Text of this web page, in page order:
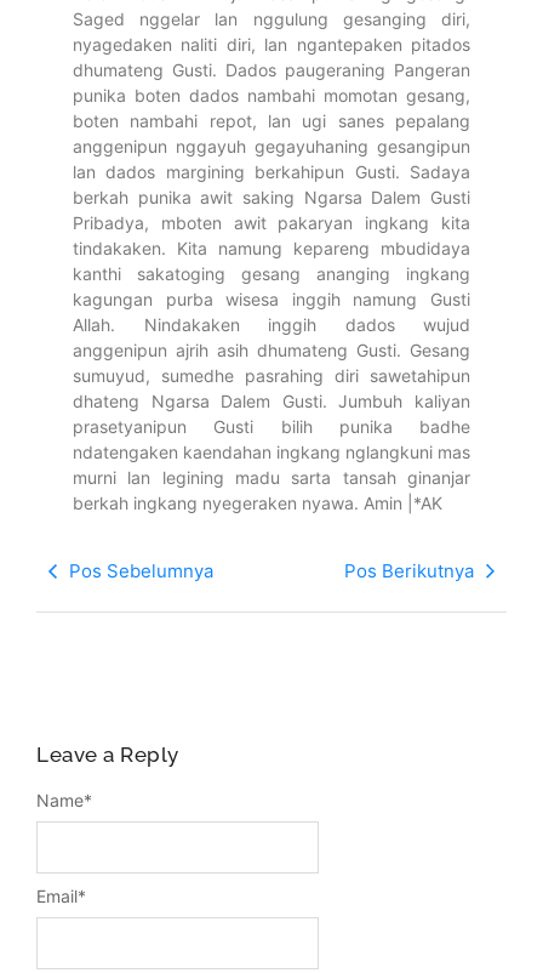
Saged nggelar lan nggulung gesanging diri,
nyagedaken naliti diri, lan ngantepaken pitados
dhumateng Gusti. Dados paugeraning Pangeran
punika boten dados nambahi momotan gesang,
boten nambahi repot, lan ugi sanes pepalang
anggenipun nggayuh gegayuhaning gesangipun
lan dados margining berkahipun Gusti. Sadaya
berkah punika awit saking Ngarsa Dalem Gusti
Pribadya, mboten awit pakaryan ingkang kita
tindakaken. Kita namung kepareng mbudidaya
kanthi sakatoging gesang ananging ingkang
kagungan purba wisesa inggih namung Gusti
Allah. Nindakaken inggih dados wujud
anggenipun ajrih asih dhumateng Gusti. Gesang
sumuyud, sumedhe pasrahing diri sawetahipun
dhateng Ngarsa Dalem Gusti. Jumbuh kaliyan
prasetyanipun Gusti bilih punika badhe
ndatengaken kaendahan ingkang nglangkuni mas
murni lan legining madu sarta tansah ginanjar
berkah ingkang nyegeraken nyawa. Amin |*AK
Pos Sebelumnya Pos Berikutnya
Leave a Reply
Name*
Email*